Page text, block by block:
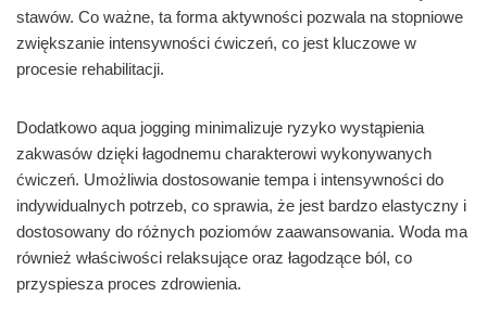
stawów. Co ważne, ta forma aktywności pozwala na stopniowe
zwiększanie intensywności ćwiczeń, co jest kluczowe w
procesie rehabilitacji.
Dodatkowo aqua jogging minimalizuje ryzyko wystąpienia
zakwasów dzięki łagodnemu charakterowi wykonywanych
ćwiczeń. Umożliwia dostosowanie tempa i intensywności do
indywidualnych potrzeb, co sprawia, że jest bardzo elastyczny i
dostosowany do różnych poziomów zaawansowania. Woda ma
również właściwości relaksujące oraz łagodzące ból, co
przyspiesza proces zdrowienia.